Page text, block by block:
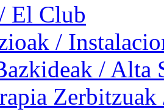
El Club
/
/ Alta